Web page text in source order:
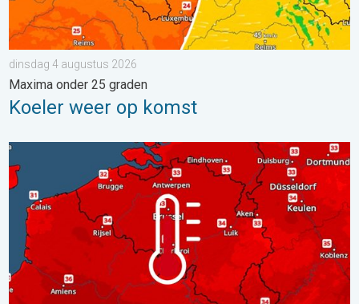
dinsdag 4 augustus 2026
Maxima onder 25 graden
Koeler weer op komst
Woensdag bijna overal tropisch warm. Tot maximaal 35